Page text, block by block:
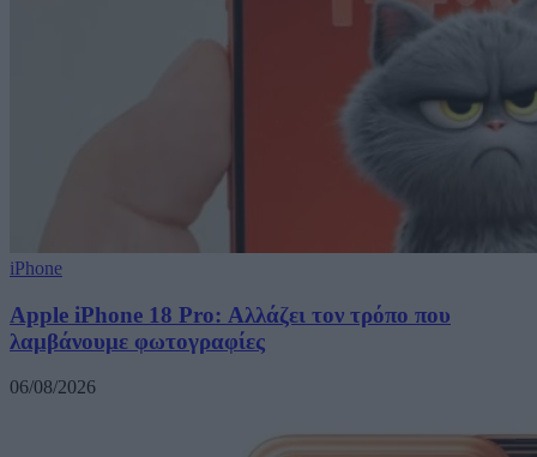
iPhone
Apple iPhone 18 Pro: Αλλάζει τον τρόπο που
λαμβάνουμε φωτογραφίες
06/08/2026